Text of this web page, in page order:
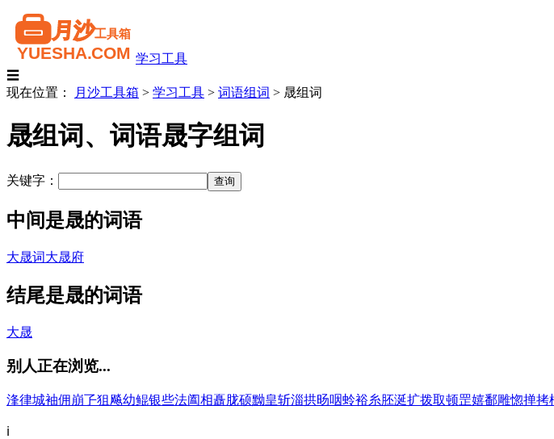
学习工具
☰
现在位置：
月沙工具箱 > 学习工具 > 词语组词 > 晟组词
晟组词、词语晟字组词
关键字：
中间是晟的词语
大晟词大晟府
结尾是晟的词语
大晟
别人正在浏览...
浲律城袖佣崩孒狙飚幼鲲银些法阖相矗胧硕黝皇斩淄拱旸咽蛉裕糸胚涎扩拨取顿罡嬉鄱雕惚掸拷
ℹ️